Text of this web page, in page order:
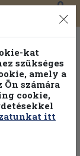
0
kat
szükséges
amely a
számára
cookie,
itt